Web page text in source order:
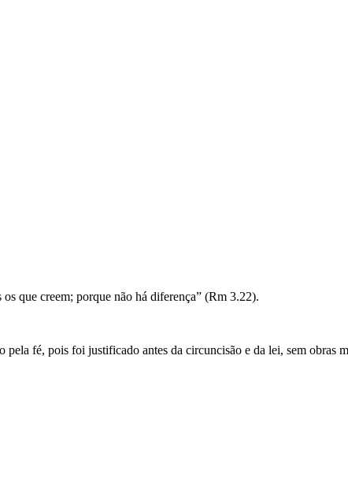
que creem; porque não há diferença” (Rm 3.22).
fé, pois foi justificado antes da circuncisão e da lei, sem obras